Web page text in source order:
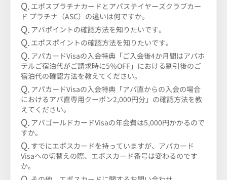
エポスプラチナカードとアパステイヤーズクラブカー
ド プラチナ（ASC）の違いは何ですか。
アパポイントの確認方法を知りたいです。
エポスポイントの確認方法を知りたいです。
アパカードVisaの入会特典「ご入会後4か月間はアパホ
テルご宿泊代がご請求時に5％OFF」における割引後のご
宿泊代の確認方法を教えてください。
アパカードVisaの入会特典「アパ直からの入会の場合
におけるアパ直専用クーポン2,000円分」の確認方法を教
えてください。
アパゴールドカードVisaの年会費は5,000円かかるので
すか。
すでにエポスカードを持っていますが、アパカード
Visaへの切替えの際、エポスカード番号は変わるのです
か。